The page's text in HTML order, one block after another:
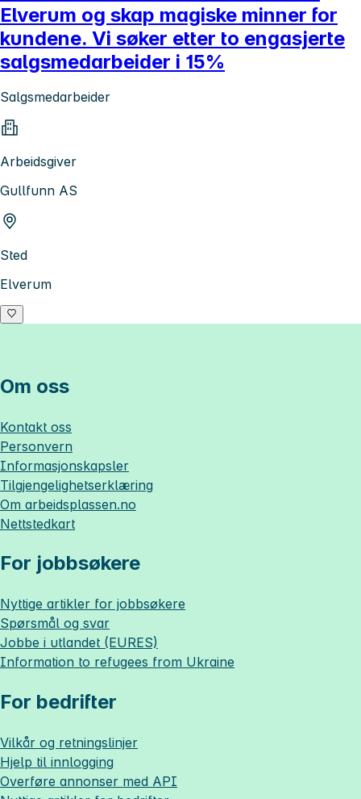
Elverum og skap magiske minner for
kundene. Vi søker etter to engasjerte
salgsmedarbeider i 15%
Salgsmedarbeider
Arbeidsgiver
Gullfunn AS
Sted
Elverum
Om oss
Kontakt oss
Personvern
Informasjonskapsler
Tilgjengelighetserklæring
Om arbeidsplassen.no
Nettstedkart
For jobbsøkere
Nyttige artikler for jobbsøkere
Spørsmål og svar
Jobbe i utlandet (EURES)
Information to refugees from Ukraine
For bedrifter
Vilkår og retningslinjer
Hjelp til innlogging
Overføre annonser med API